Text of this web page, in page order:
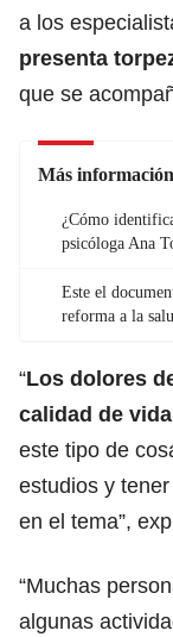
a los
presenta
que se
Más información
¿Cómo
psicóloga Ana
Este el
reforma a la
“Los dolores
calidad de
este tipo de
estudios y
en el tema”,
“Muchas
algunas